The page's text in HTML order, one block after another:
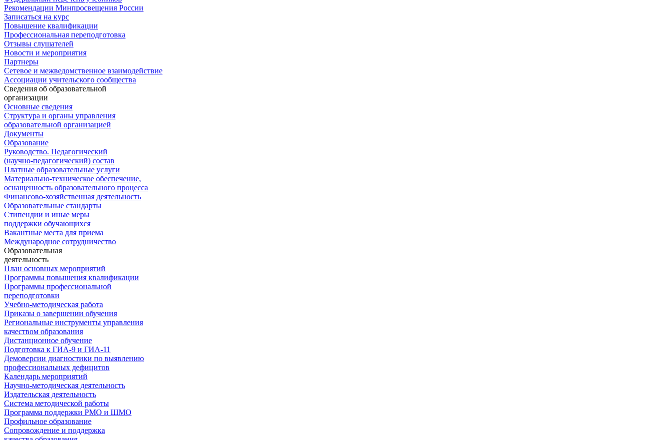
Рекомендации Минпросвещения России
Записаться на курс
Повышение квалификации
Профессиональная переподготовка
Отзывы слушателей
Новости и мероприятия
Партнеры
Сетевое и межведомственное взаимодействие
Ассоциации учительского сообщества
Сведения об образовательной
организации
Основные сведения
Структура и органы управления
образовательной организацией
Документы
Образование
Руководство. Педагогический
(научно-педагогический) состав
Платные образовательные услуги
Материально-техническое обеспечение,
оснащенность образовательного процесса
Финансово-хозяйственная деятельность
Образовательные стандарты
Стипендии и иные меры
поддержки обучающихся
Вакантные места для приема
Международное сотрудничество
Образовательная
деятельность
План основных мероприятий
Программы повышения квалификации
Программы профессиональной
переподготовки
Учебно-методическая работа
Приказы о завершении обучения
Региональные инструменты управления
качеством образования
Дистанционное обучение
Подготовка к ГИА-9 и ГИА-11
Демоверсии диагностики по выявлению
профессиональных дефицитов
Календарь мероприятий
Научно-методическая деятельность
Издательская деятельность
Система методической работы
Программа поддержки РМО и ШМО
Профильное образование
Сопровождение и поддержка